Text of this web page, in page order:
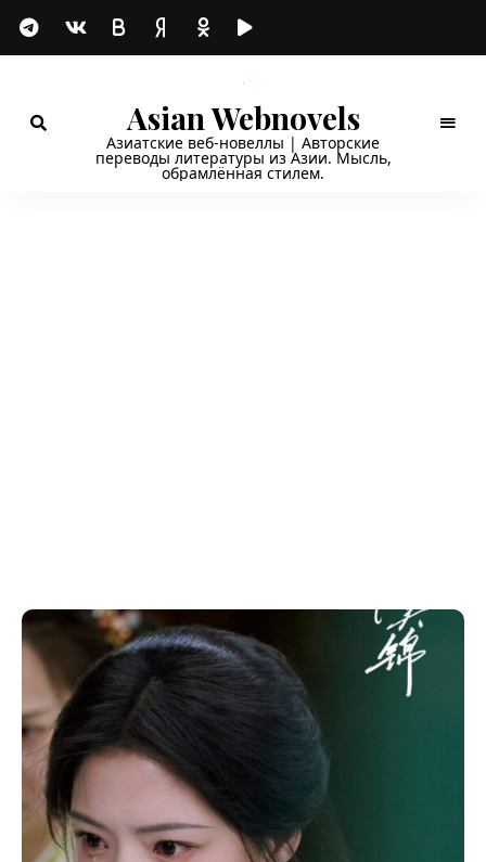
Asian Webnovels
Азиатские веб-новеллы | Авторские
переводы литературы из Азии. Мысль,
обрамлённая стилем.